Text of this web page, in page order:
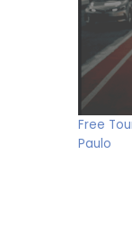
Free
Paulo